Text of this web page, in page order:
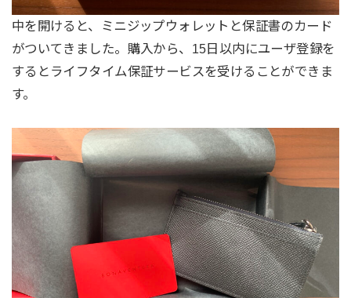
中を開けると、ミニジップウォレットと保証書のカード
がついてきました。購入から、15日以内にユーザ登録を
するとライフタイム保証サービスを受けることができま
す。